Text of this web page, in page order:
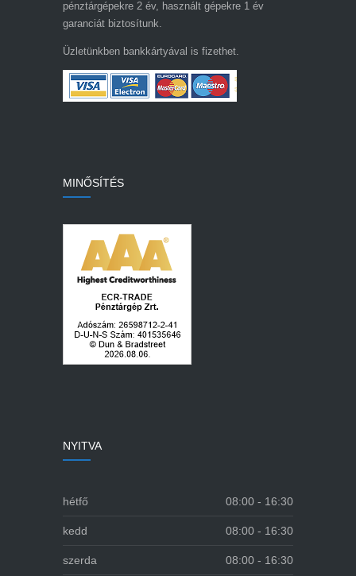
pénztárgépekre 2 év, használt gépekre 1 év
garanciát biztosítunk.
Üzletünkben bankkártyával is fizethet.
MINŐSÍTÉS
NYITVA
hétfő 08:00 - 16:30
kedd 08:00 - 16:30
szerda 08:00 - 16:30